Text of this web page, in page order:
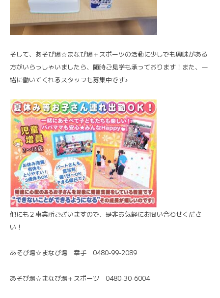
そして、あそび場☆まなび場＋スポーツの活動に少しでも興味がある
方がいらっしゃいましたら、随時ご見学も承っております！また、一
緒に働いてくれるスタッフも募集中です♪
他にも２事業所ございますので、是非お気軽にお問い合わせくださ
い！
あそび場☆まなび場 幸手 0480-99-2089
あそび場☆まなび場＋スポーツ 0480-30-6004